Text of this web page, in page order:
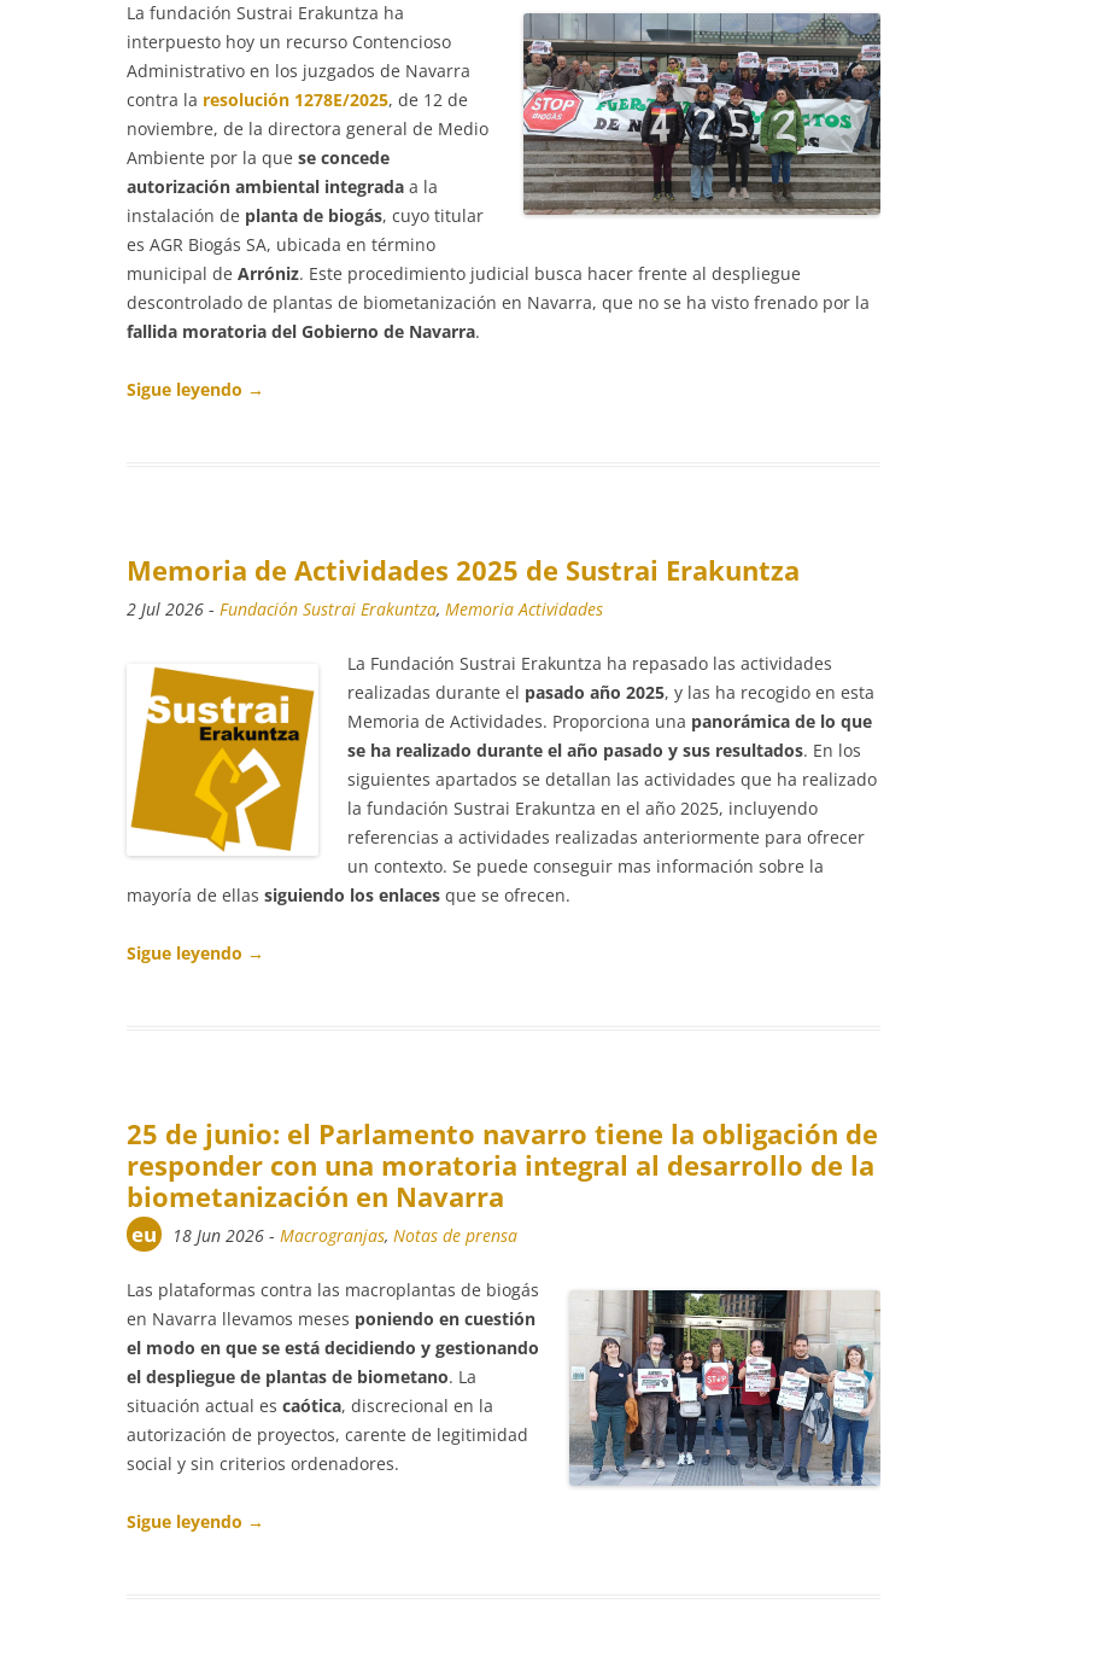
La fundación Sustrai Erakuntza ha
interpuesto hoy un recurso Contencioso
Administrativo en los juzgados de Navarra
contra la resolución 1278E/2025, de 12 de
noviembre, de la directora general de Medio
Ambiente por la que se concede
autorización ambiental integrada a la
instalación de planta de biogás, cuyo titular
es AGR Biogás SA, ubicada en término
municipal deArróniz. Este procedimiento judicial busca hacer frente al despliegue
descontrolado de plantas de biometanización en Navarra, que no se ha visto frenado por la
fallida moratoria del Gobierno de Navarra.
Sigue leyendo →
Memoria de Actividades 2025 de Sustrai Erakuntza
2 Jul 2026 -Fundación Sustrai Erakuntza,Memoria Actividades
La Fundación Sustrai Erakuntza ha repasado las actividades
realizadas durante el pasado año 2025, y las ha recogido en esta
Memoria de Actividades. Proporciona una panorámica de lo que
se ha realizado durante el año pasado y sus resultados. En los
siguientes apartados se detallan las actividades que ha realizado
la fundación Sustrai Erakuntza en el año 2025, incluyendo
referencias a actividades realizadas anteriormente para ofrecer
un contexto. Se puede conseguir mas información sobre la
mayoría de ellassiguiendo los enlaces que se ofrecen.
Sigue leyendo →
25 de junio: el Parlamento navarro tiene la obligación de
responder con una moratoria integral al desarrollo de la
biometanización en Navarra
eu 18 Jun 2026 -Macrogranjas,Notas de prensa
Las plataformas contra las macroplantas de biogás
en Navarra llevamos meses poniendo en cuestión
el modo en que se está decidiendo y gestionando
el despliegue de plantas de biometano. La
situación actual escaótica, discrecional en la
autorización de proyectos, carente de legitimidad
social y sin criterios ordenadores.
Sigue leyendo →